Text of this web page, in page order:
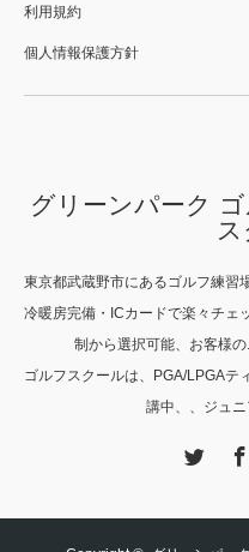
利用規約
個人情報保護方針
グリーンパーク
東京都武蔵野市にあるゴルフ練習
冷暖房完備・ICカードで楽々チェ
制から選択可能、お客様
ゴルフスクールは、PGA/LPGAテ
講中、、ジュニ